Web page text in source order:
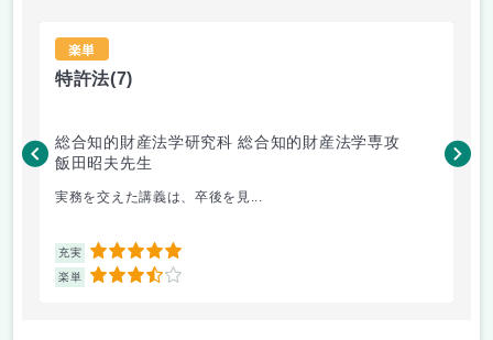
楽単
特許法(7)
総合知的財産法学研究科 総合知的財産法学専攻
飯田昭夫先生
実務を交えた講義は、卒後を見...
充実 5
楽単 3.5
岸